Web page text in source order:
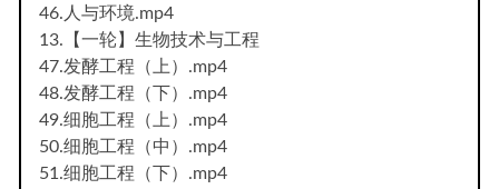
46.人与环境.mp4
13.【一轮】生物技术与工程
47.发酵工程（上）.mp4
48.发酵工程（下）.mp4
49.细胞工程（上）.mp4
50.细胞工程（中）.mp4
51.细胞工程（下）.mp4